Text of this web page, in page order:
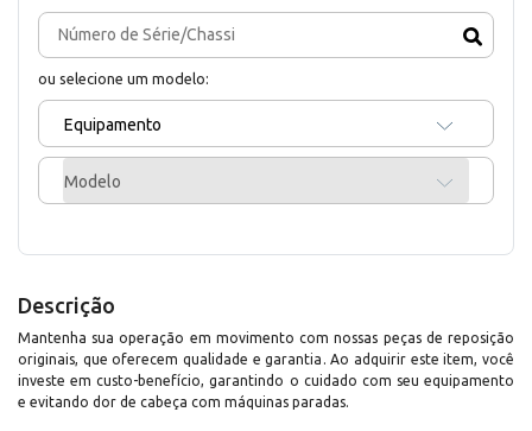
ou selecione um modelo:
Equipamento
Modelo
Descrição
Mantenha sua operação em movimento com nossas peças de reposição
originais, que oferecem qualidade e garantia. Ao adquirir este item, você
investe em custo-benefício, garantindo o cuidado com seu equipamento
e evitando dor de cabeça com máquinas paradas.